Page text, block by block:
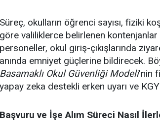
Süreç, okulların öğrenci sayısı, fiziki
göre valiliklerce belirlenen
personeller, okul giriş-çıkışlarında
anında emniyet güçlerine bildirecek.
Basamaklı Okul Güvenliği Modeli'nin
yapay zeka destekli erken uyarı ve
Başvuru ve İşe Alım Süreci Nasıl